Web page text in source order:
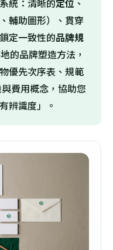
統：清晰的定位 、
輔助圖形）、貫穿
定一致性的品牌規
的品牌塑造方法，
優先次序表、規範
費用概念，協助您
辨識度」。